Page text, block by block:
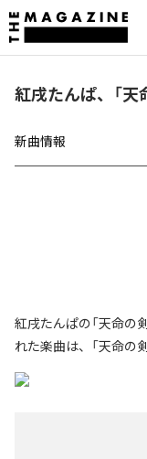
紅戌たんぱ、「天
新曲情報
紅戌たんぱの「天命の
れた楽曲は、「天命の